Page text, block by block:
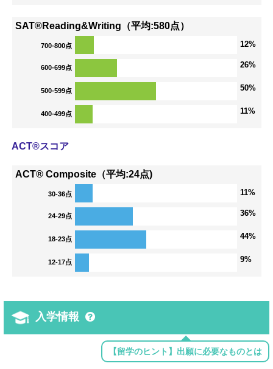
SAT®Reading&Writing（平均:580点）
700-800点 12%
600-699点 26%
500-599点 50%
400-499点 11%
ACT®スコア
ACT® Composite（平均:24点)
30-36点 11%
24-29点 36%
18-23点 44%
12-17点 9%
入学情報
【留学のヒント】出願に必要なものとは